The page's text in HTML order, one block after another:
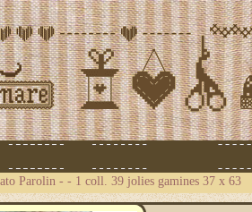
Parolin - - 1 coll. 39 jolies gamines 37 x 63